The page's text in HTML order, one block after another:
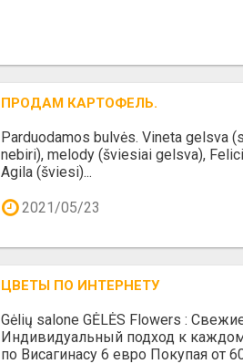
ПРОДАМ КАРТОФЕЛЬ.
Parduodamos bulvės. Vineta gelsva
nebiri), melody (šviesiai gelsva),
Agila (šviesi)...
2021/05/23
ЦВЕТЫ ПО ИНТЕРНЕТУ
Gėlių salone GĖLĖS Flowers :
Индивидуальный подход к
по Висагинасу 6 евро Покупая от